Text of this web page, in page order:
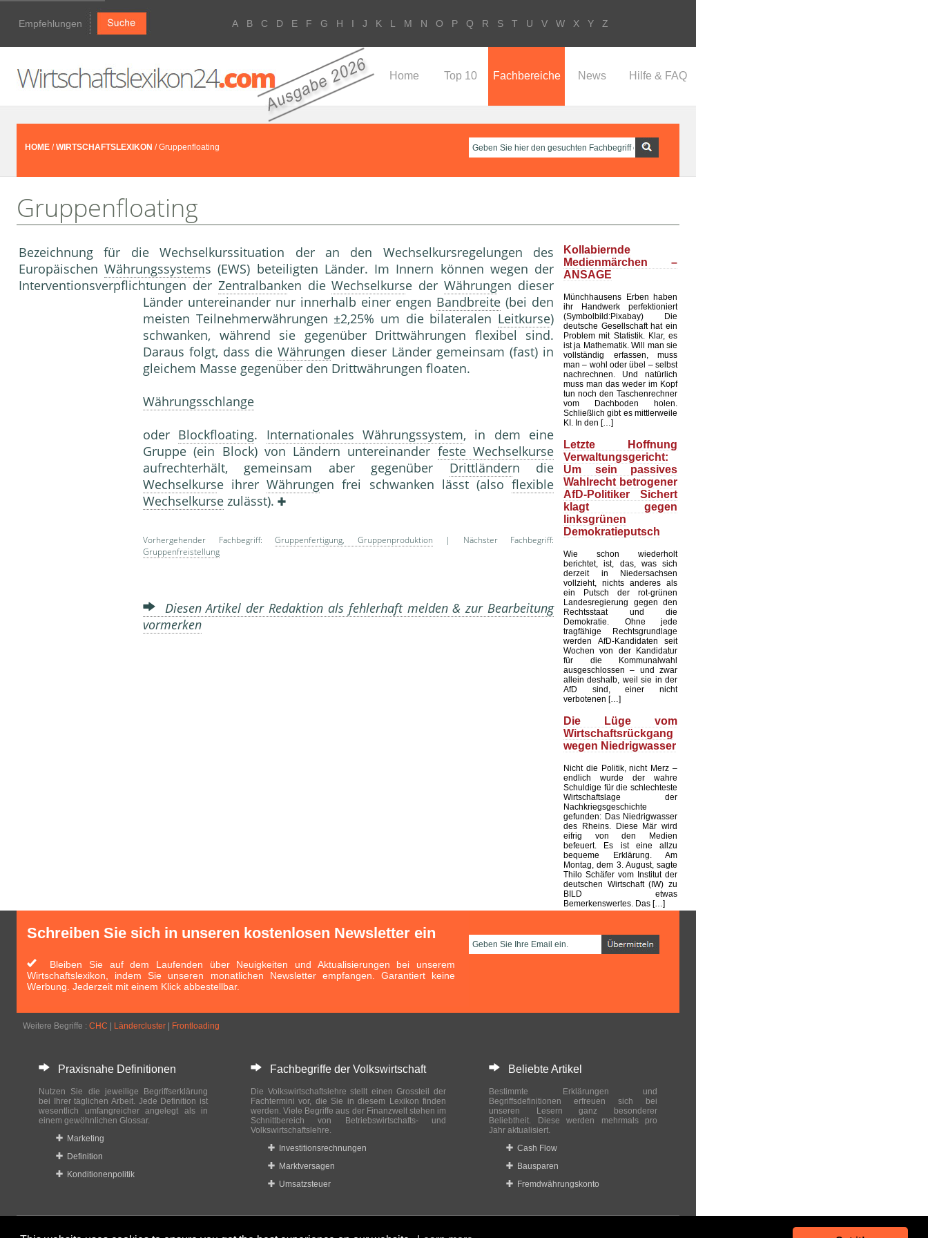
Empfehlungen A B C D E F G H I J K L M N O P Q R S T U V W X Y Z
Home Top 10 Fachbereiche News Hilfe & FAQ
HOME /WIRTSCHAFTSLEXIKON / Gruppenfloating
Gruppenfloating
Bezeichnung für die Wechselkurssituation der an den Wechselkursregelungen des
EuropäischenWährungssystems (EWS) beteiligten Länder. Im Innern können wegen der
Interventionsverpflichtungen der Zentralbanken dieWechselkurse derWährungen dieser
Länder untereinander nur innerhalb einer engen Bandbreite (bei den
meisten Teilnehmerwährungen ±2,25% um die bilateralen Leitkurse)
schwanken, während sie gegenüber Drittwährungen flexibel sind.
Daraus folgt, dass dieWährungen dieser Länder gemeinsam (fast) in
gleichem Masse gegenüber den Drittwährungen floaten.
Währungsschlange
oder Blockfloating. Internationales Währungssystem, in dem eine
Gruppe (ein Block) von Ländern untereinander feste Wechselkurse
aufrechterhält, gemeinsam aber gegenüber Drittländern die
Wechselkurse ihrerWährungen frei schwanken lässt (alsoflexible
Wechselkurse zulässt).
Vorhergehender Fachbegriff: Gruppenfertigung, Gruppenproduktion | Nächster Fachbegriff:
Gruppenfreistellung
Diesen Artikel der Redaktion als fehlerhaft melden & zur Bearbeitung
vormerken
Kollabiernde
Medienmärchen –
ANSAGE
Münchhausens Erben haben
ihr Handwerk perfektioniert
(Symbolbild:Pixabay) Die
deutsche Gesellschaft hat ein
Problem mit Statistik. Klar, es
ist ja Mathematik. Will man sie
vollständig erfassen, muss
man – wohl oder übel – selbst
nachrechnen. Und natürlich
muss man das weder im Kopf
tun noch den Taschenrechner
vom Dachboden holen.
Schließlich gibt es mittlerweile
KI. In den […]
Letzte Hoffnung
Verwaltungsgericht:
Um sein passives
Wahlrecht betrogener
AfD-Politiker Sichert
klagt gegen
linksgrünen
Demokratieputsch
Wie schon wiederholt
berichtet, ist, das, was sich
derzeit in Niedersachsen
vollzieht, nichts anderes als
ein Putsch der rot-grünen
Landesregierung gegen den
Rechtsstaat und die
Demokratie. Ohne jede
tragfähige Rechtsgrundlage
werden AfD-Kandidaten seit
Wochen von der Kandidatur
für die Kommunalwahl
ausgeschlossen – und zwar
allein deshalb, weil sie in der
AfD sind, einer nicht
verbotenen […]
Die Lüge vom
Wirtschaftsrückgang
wegen Niedrigwasser
Nicht die Politik, nicht Merz –
endlich wurde der wahre
Schuldige für die schlechteste
Wirtschaftslage der
Nachkriegsgeschichte
gefunden: Das Niedrigwasser
des Rheins. Diese Mär wird
eifrig von den Medien
befeuert. Es ist eine allzu
bequeme Erklärung. Am
Montag, dem 3. August, sagte
Thilo Schäfer vom Institut der
deutschen Wirtschaft (IW) zu
BILD etwas
Bemerkenswertes. Das […]
Schreiben Sie sich in unseren kostenlosen Newsletter ein
Bleiben Sie auf dem Laufenden über Neuigkeiten und Aktualisierungen bei unserem
Wirtschaftslexikon, indem Sie unseren monatlichen Newsletter empfangen. Garantiert keine
Werbung. Jederzeit mit einem Klick abbestellbar.
Weitere Begriffe : CHC Ländercluster Frontloading
Praxisnahe Definitionen
Nutzen Sie die jeweilige Begriffserklärung
bei Ihrer täglichen Arbeit. Jede Definition ist
wesentlich umfangreicher angelegt als in
einem gewöhnlichen Glossar.
Marketing
Definition
Konditionenpolitik
Fachbegriffe der Volkswirtschaft
Die Volkswirtschaftslehre stellt einen Grossteil der
Fachtermini vor, die Sie in diesem Lexikon finden
werden. Viele Begriffe aus der Finanzwelt stehen im
Schnittbereich von Betriebswirtschafts- und
Volkswirtschaftslehre.
Investitionsrechnungen
Marktversagen
Umsatzsteuer
Beliebte Artikel
Bestimmte Erklärungen und
Begriffsdefinitionen erfreuen sich bei
unseren Lesern ganz besonderer
Beliebtheit. Diese werden mehrmals pro
Jahr aktualisiert.
Cash Flow
Bausparen
Fremdwährungskonto